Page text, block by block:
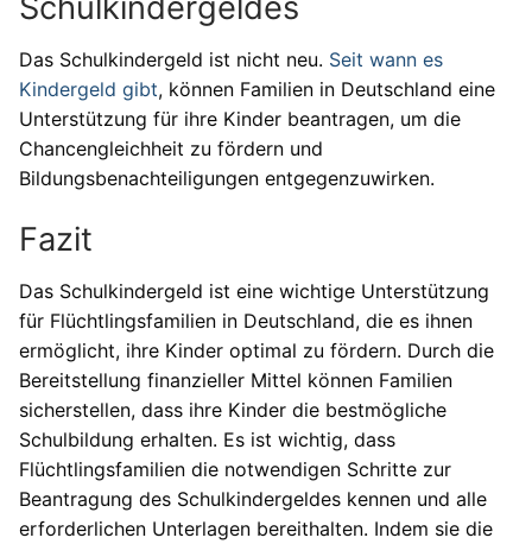
Das Schulkindergeld ist nicht neu. Seit wann es
Kindergeld gibt, können Familien in Deutschland eine
Unterstützung für ihre Kinder beantragen, um die
Chancengleichheit zu fördern und
Bildungsbenachteiligungen entgegenzuwirken.
Fazit
Das Schulkindergeld ist eine wichtige Unterstützung
für Flüchtlingsfamilien in Deutschland, die es ihnen
ermöglicht, ihre Kinder optimal zu fördern. Durch die
Bereitstellung finanzieller Mittel können Familien
sicherstellen, dass ihre Kinder die bestmögliche
Schulbildung erhalten. Es ist wichtig, dass
Flüchtlingsfamilien die notwendigen Schritte zur
Beantragung des Schulkindergeldes kennen und alle
erforderlichen Unterlagen bereithalten. Indem sie die